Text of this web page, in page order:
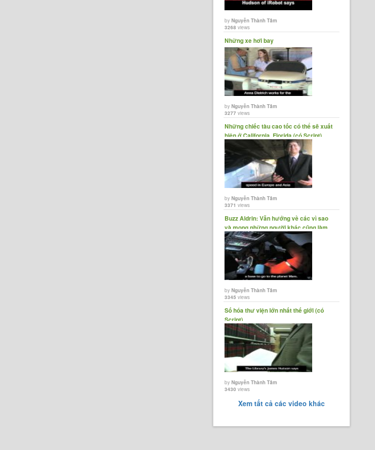
byNguyễn Thành Tâm
3268 views
Những xe hơi bay
byNguyễn Thành Tâm
3277 views
Những chiếc tàu cao tốc có thể sẽ xuất
hiện ở California, Florida (có Script)
byNguyễn Thành Tâm
3371 views
Buzz Aldrin: Vẫn hướng về các vì sao
và mong những người khác cũng làm
như......
byNguyễn Thành Tâm
3345 views
Số hóa thư viện lớn nhất thế giới (có
Script)
byNguyễn Thành Tâm
3430 views
Xem tất cả các video khác